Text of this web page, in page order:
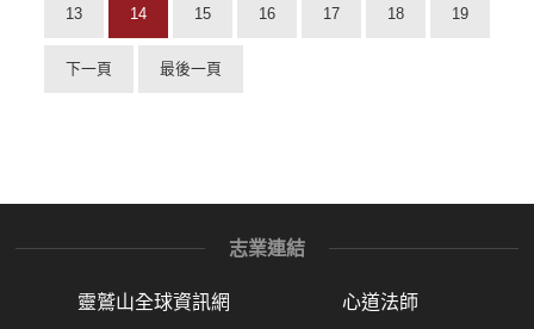
13 14 15 16 17 18 19
下一頁 最後一頁
志業連結
靈鷲山全球資訊網 心道法師